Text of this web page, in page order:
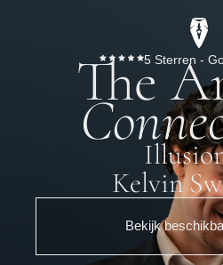
5 Sterren -
The
Kelvin
Bekijk